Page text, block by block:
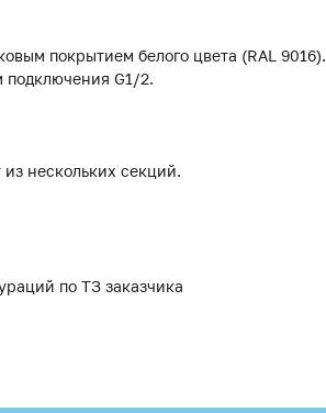
покрытием белого цвета (RAL 9016).
подключения G1/2.
нескольких секций.
по ТЗ заказчика